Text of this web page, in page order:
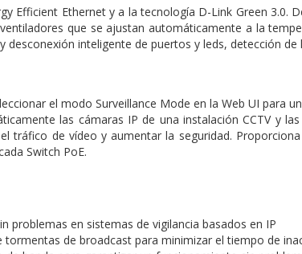
Efficient Ethernet y a la tecnología D-Link Green 3.0.
que se ajustan automáticamente a la
inteligente de puertos y leds, detección de
el modo Surveillance Mode en la Web UI para
las cámaras IP de una instalación CCTV y
tráfico de vídeo y aumentar la seguridad.
Switch PoE.
problemas en sistemas de vigilancia basados en IP
de broadcast para minimizar el tiempo de